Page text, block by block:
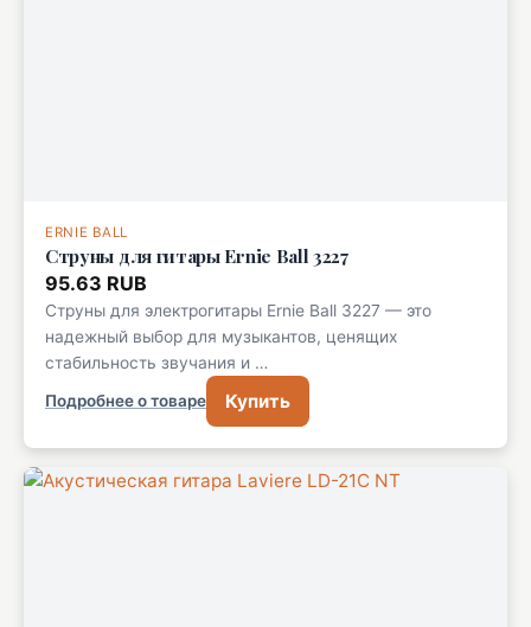
ERNIE BALL
Струны для гитары Ernie Ball 3227
95.63 RUB
Струны для электрогитары Ernie Ball 3227 — это
надежный выбор для музыкантов, ценящих
стабильность звучания и …
Подробнее о товаре Купить